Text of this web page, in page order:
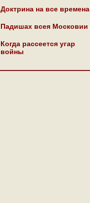
Доктрина на все времена
Падишах всея Московии
Когда рассеется угар
войны